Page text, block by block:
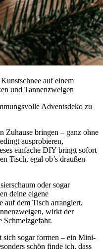
auf einem
und Tannenzweigen
Adventsdeko zu
Zuhause bringen – ganz ohne
ausprobieren,
einfache DIY bringt sofort
Tisch, egal ob’s draußen
oder sogar
deine eigene
auf dem Tisch arrangiert,
wirkt der
Schmelzgefahr.
sich sogar formen – ein Mini-
schön finde ich, dass